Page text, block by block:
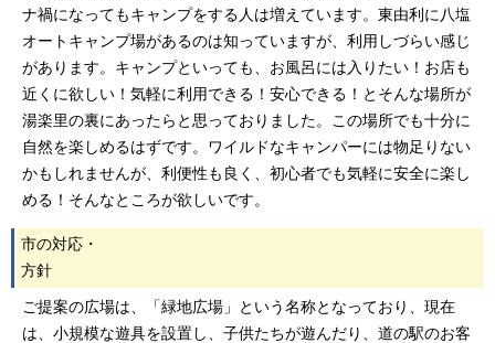
ナ禍になってもキャンプをする人は増えています。東由利に八塩
オートキャンプ場があるのは知っていますが、利用しづらい感じ
があります。キャンプといっても、お風呂には入りたい！お店も
近くに欲しい！気軽に利用できる！安心できる！とそんな場所が
湯楽里の裏にあったらと思っておりました。この場所でも十分に
自然を楽しめるはずです。ワイルドなキャンパーには物足りない
かもしれませんが、利便性も良く、初心者でも気軽に安全に楽し
める！そんなところが欲しいです。
市の対応・
方針
ご提案の広場は、「緑地広場」という名称となっており、現在
は、小規模な遊具を設置し、子供たちが遊んだり、道の駅のお客